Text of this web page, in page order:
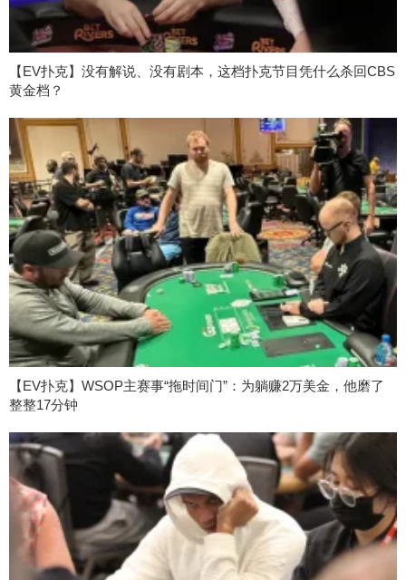
【EV扑克】没有解说、没有剧本，这档扑克节目凭什么杀回CBS
黄金档？
【EV扑克】WSOP主赛事“拖时间门”：为躺赚2万美金，他磨了
整整17分钟